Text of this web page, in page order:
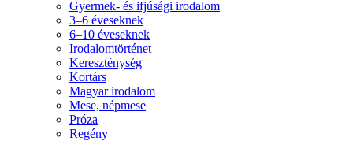
Gyermek- és ifjúsági irodalom
3–6 éveseknek
6–10 éveseknek
Irodalomtörténet
Kereszténység
Kortárs
Magyar irodalom
Mese, népmese
Próza
Regény